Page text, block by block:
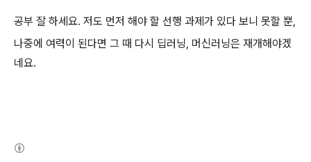
공부 잘 하세요. 저도 먼저 해야 할 선행 과제가 있다 보니 못할 뿐,
나중에 여력이 된다면 그 때 다시 딥러닝, 머신러닝은 재개해야겠
네요.